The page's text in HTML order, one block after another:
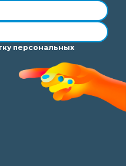
персональных